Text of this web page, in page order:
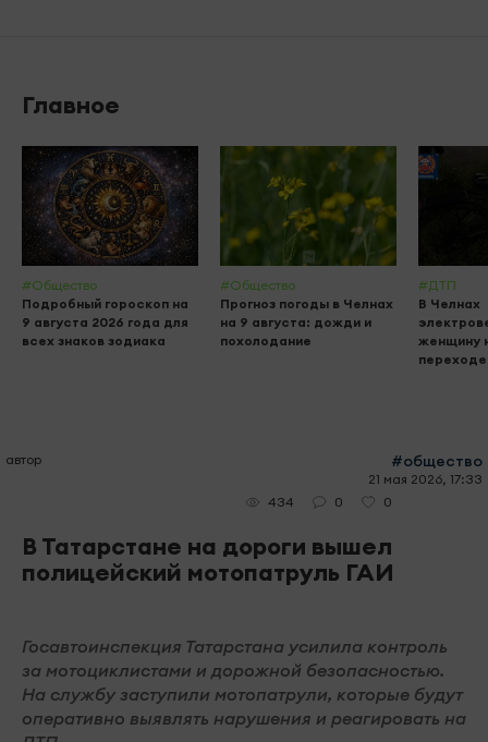
Главное
#Общество
Подробный гороскоп на
9 августа 2026 года для
всех знаков зодиака
#Общество
Прогноз погоды в Челнах
на 9 августа: дожди и
похолодание
#ДТП
В Челнах
женщину
переходе
автор #общество
21 мая 2026, 17:33
434
0 0
В Татарстане на дороги вышел
полицейский мотопатруль ГАИ
Госавтоинспекция Татарстана усилила контроль
за мотоциклистами и дорожной безопасностью.
На службу заступили мотопатрули, которые будут
оперативно выявлять нарушения и реагировать на